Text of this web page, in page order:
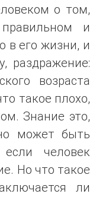
о том,
и
в его жизни, и
раздражение:
возраста
такое плохо,
Знание это,
может быть
человек
Но что такое
ли